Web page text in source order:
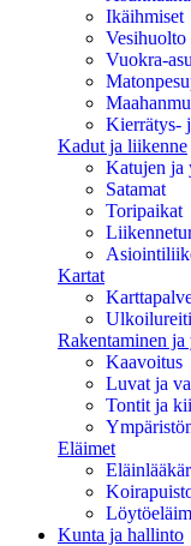
Ikäihmiset
Vesihuolto
Vuokra-
Kierrätys-
Kadut ja liikenne
Katujen ja
Satamat
Toripaikat
Kartat
Rakentaminen ja
Kaavoitus
Luvat ja
Tontit ja
Eläimet
Kunta ja hallinto